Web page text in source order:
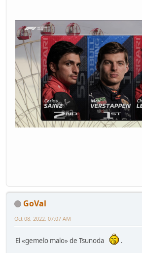
GoVal
Oct 08, 2022, 07:07 AM
El «gemelo malo» de Tsunoda .